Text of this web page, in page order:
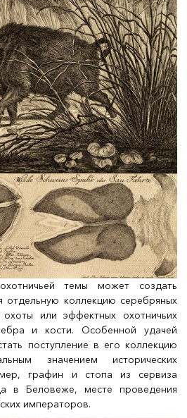
темы может создать
отдельную коллекцию серебряных
или эффектных охотничьих
и кости. Особенной удачей
поступление в его коллекцию
значением исторических
графин и стопа из сервиза
в Беловеже, месте проведения
императоров.